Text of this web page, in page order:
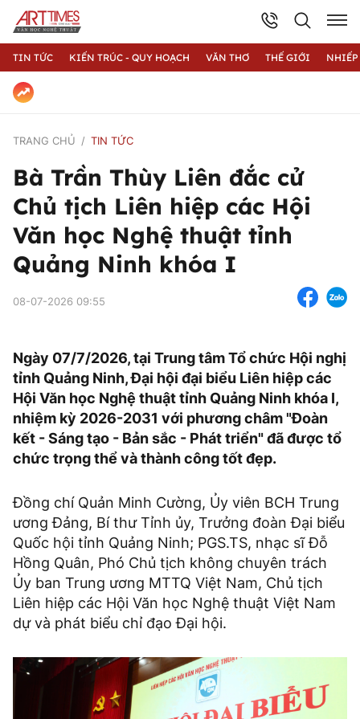
TIN TỨC KIẾN TRÚC - QUY HOẠCH VĂN THƠ THẾ GIỚI
TRANG CHỦ TIN TỨC
Bà Trần Thùy Liên đắc cử
Chủ tịch Liên hiệp các Hội
Văn học Nghệ thuật tỉnh
Quảng Ninh khóa I
08-07-2026 09:55
Ngày 07/7/2026, tại Trung tâm Tổ chức Hội nghị
tỉnh Quảng Ninh, Đại hội đại biểu Liên hiệp các
Hội Văn học Nghệ thuật tỉnh Quảng Ninh khóa I,
nhiệm kỳ 2026-2031 với phương châm "Đoàn
kết - Sáng tạo - Bản sắc - Phát triển" đã được tổ
chức trọng thể và thành công tốt đẹp.
Đồng chí Quản Minh Cường, Ủy viên BCH Trung
ương Đảng, Bí thư Tỉnh ủy, Trưởng đoàn Đại biểu
Quốc hội tỉnh Quảng Ninh; PGS.TS, nhạc sĩ Đỗ
Hồng Quân, Phó Chủ tịch không chuyên trách
Ủy ban Trung ương MTTQ Việt Nam, Chủ tịch
Liên hiệp các Hội Văn học Nghệ thuật Việt Nam
dự và phát biểu chỉ đạo Đại hội.